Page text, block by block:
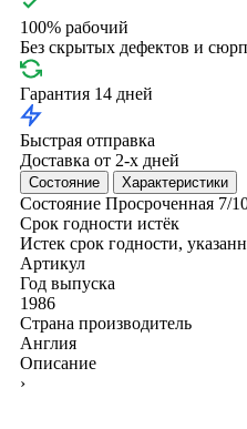
100% рабочий
Без скрытых дефектов и
Гарантия 14 дней
Быстрая отправка
Доставка от 2-х дней
Состояние Характеристики
Состояние Просроченная 7/
Срок годности истёк
Истек срок годности,
Артикул
Год выпуска
1986
Страна производитель
Англия
Описание
›